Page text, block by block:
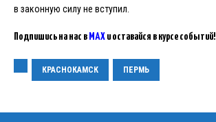
в законную силу не вступил.
Подпишись на нас в MAX и оставайся в курсе событий!
КРАСНОКАМСК ПЕРМЬ